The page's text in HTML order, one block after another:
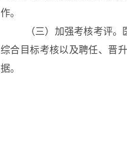
作。
（三）加强考核考评
综合目标考核以及聘任、晋
据。